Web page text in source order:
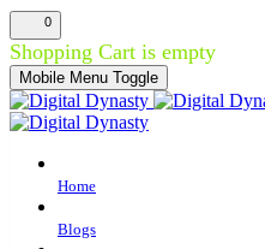
0
Shopping Cart is empty
Mobile Menu Toggle
Home
Blogs